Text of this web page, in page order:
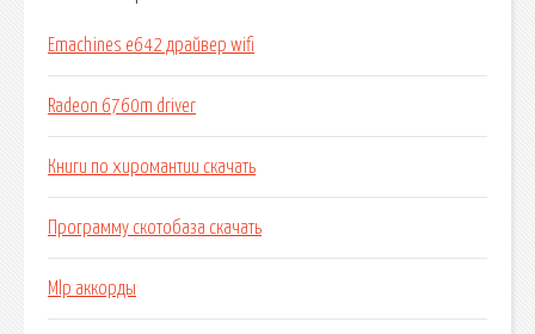
Emachines e642 драйвер wifi
Radeon 6760m driver
Книги по хиромантии скачать
Программу скотобаза скачать
Mlp аккорды